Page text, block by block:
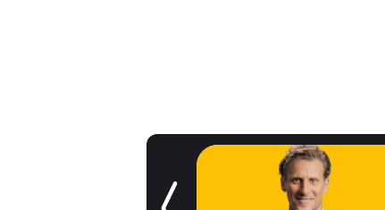
Geleceği tartışma
konusuydu! Real